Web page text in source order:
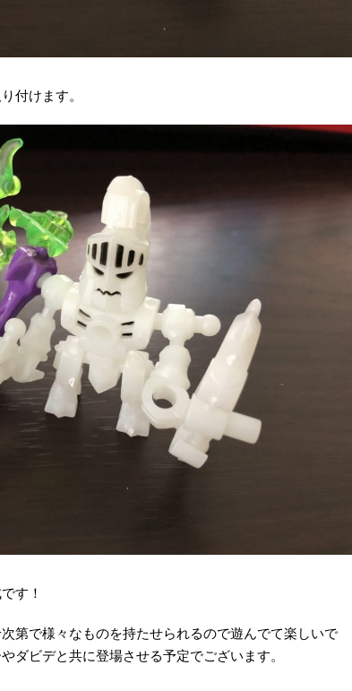
付けます。
す！
第で様々なものを持たせられるので遊んでて楽しいで
ダビデと共に登場させる予定でございます。